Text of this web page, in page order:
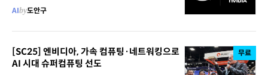
AIby도안구
[SC25] 엔비디아, 가속 컴퓨팅·네트워킹으로
AI 시대 슈퍼컴퓨팅 선도
무료